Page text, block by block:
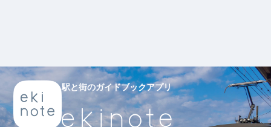
駅と街のガイドブックアプリ